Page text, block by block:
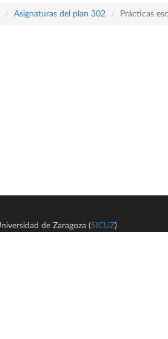
Asignaturas del plan 302 Prácticas
de Zaragoza (SICUZ)